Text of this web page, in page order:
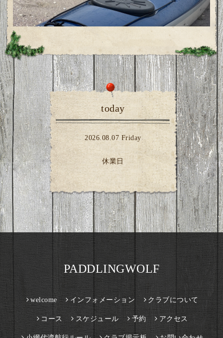
today
2026.08.07 Friday
休業日
PADDLINGWOLF
welcome インフォメーション クラブについて
コース スケジュール 予約 アクセス